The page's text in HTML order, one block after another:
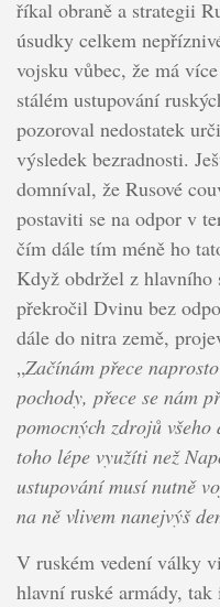
říkal obraně a strategii
úsudky celkem
vojsku vůbec, že má
stálém ustupování
pozoroval nedostatek
výsledek bezradnosti.
domníval, že Rusové
postaviti se na odpor v
čím dále tím méně ho
Když obdržel z hlavního
překročil Dvinu bez
dále do nitra země,
„Začínám přece
pochody, přece se nám
pomocných zdrojů
toho lépe využíti než
ustupování musí nutně
na ně vlivem nanejvýš
V ruském vedení války
hlavní ruské armády,